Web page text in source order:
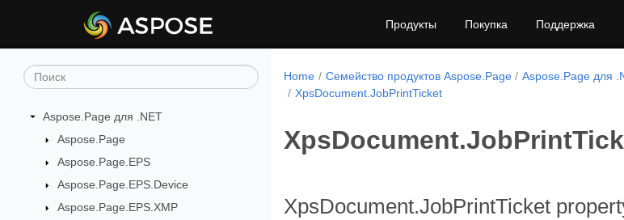
Продукты Покупка Поддержка
Aspose.Page для .NET
Aspose.Page
Aspose.Page.EPS
Aspose.Page.EPS.Device
Aspose.Page.EPS.XMP
Home Семейство продуктов Aspose.Page Aspose.Page для
XpsDocument.JobPrintTicket
XpsDocument.JobPrintTicket